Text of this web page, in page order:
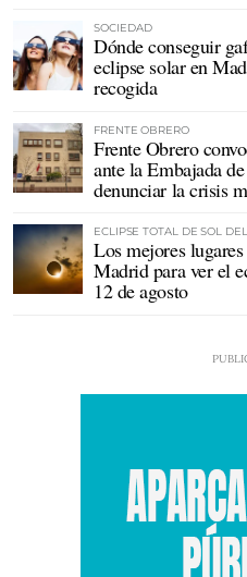
SOCIEDAD
Dónde conseguir
eclipse solar en
recogida
FRENTE OBRERO
Frente Obrero
ante la Embajada
denunciar la crisis
ECLIPSE TOTAL DE SOL
Los mejores
Madrid para ver el
12 de agosto